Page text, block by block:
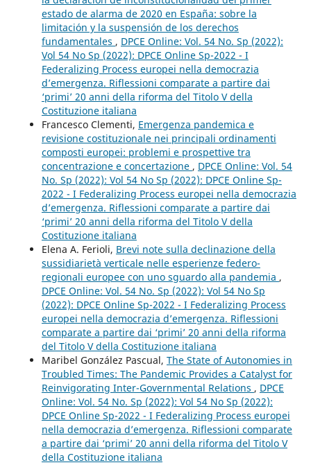
estado de alarma de 2020 en España: sobre la
limitación y la suspensión de los derechos
fundamentales , DPCE Online: Vol. 54 No. Sp (2022):
Vol 54 No Sp (2022): DPCE Online Sp-2022 - I
Federalizing Process europei nella democrazia
d’emergenza. Riflessioni comparate a partire dai
‘primi’ 20 anni della riforma del Titolo V della
Costituzione italiana
Francesco Clementi, Emergenza pandemica e
revisione costituzionale nei principali ordinamenti
composti europei: problemi e prospettive tra
concentrazione e concertazione , DPCE Online: Vol. 54
No. Sp (2022): Vol 54 No Sp (2022): DPCE Online Sp-
2022 - I Federalizing Process europei nella democrazia
d’emergenza. Riflessioni comparate a partire dai
‘primi’ 20 anni della riforma del Titolo V della
Costituzione italiana
Elena A. Ferioli, Brevi note sulla declinazione della
sussidiarietà verticale nelle esperienze federo-
regionali europee con uno sguardo alla pandemia ,
DPCE Online: Vol. 54 No. Sp (2022): Vol 54 No Sp
(2022): DPCE Online Sp-2022 - I Federalizing Process
europei nella democrazia d’emergenza. Riflessioni
comparate a partire dai ‘primi’ 20 anni della riforma
del Titolo V della Costituzione italiana
Maribel González Pascual, The State of Autonomies in
Troubled Times: The Pandemic Provides a Catalyst for
Reinvigorating Inter-Governmental Relations , DPCE
Online: Vol. 54 No. Sp (2022): Vol 54 No Sp (2022):
DPCE Online Sp-2022 - I Federalizing Process europei
nella democrazia d’emergenza. Riflessioni comparate
a partire dai ‘primi’ 20 anni della riforma del Titolo V
della Costituzione italiana